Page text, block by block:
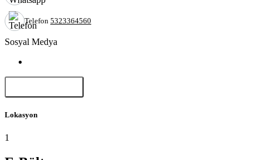
Telefon 5323364560
Sosyal Medya
Lokasyon
1